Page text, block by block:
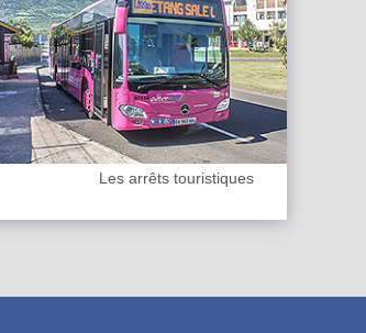
Les arrêts touristiques